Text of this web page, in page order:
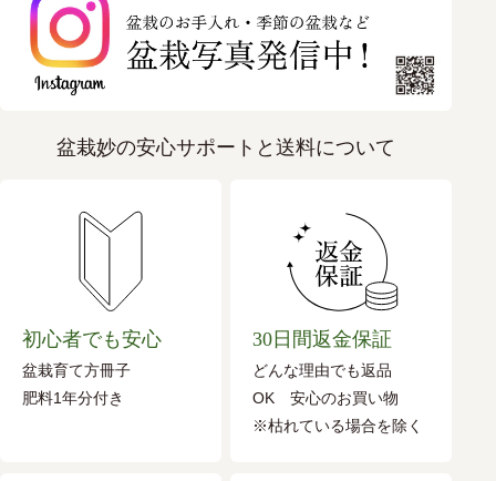
盆栽妙の安心サポートと送料について
初心者でも安心
盆栽育て方冊子
肥料1年分付き
30日間返金保証
どんな理由でも返品
OK 安心のお買い物
※枯れている場合を除く